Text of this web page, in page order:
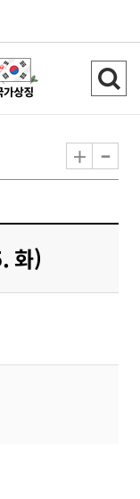
검
색
기
+ -
화)